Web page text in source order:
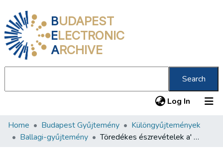
BUDAPEST
ELECTRONIC
ARCHIVE
Search
Log In (current)
Communities & Collections
Home Budapest Gyűjtemény
Különgyűjtemények
Ballagi-gyűjtemény
Töredékes észrevételek a' Dunaszabályozás 's keleti kérdés iránt /